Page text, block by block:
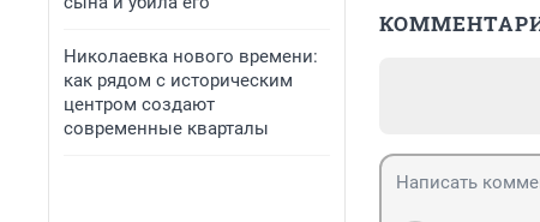
Николаевка нового времени:
как рядом с историческим
центром создают
современные кварталы